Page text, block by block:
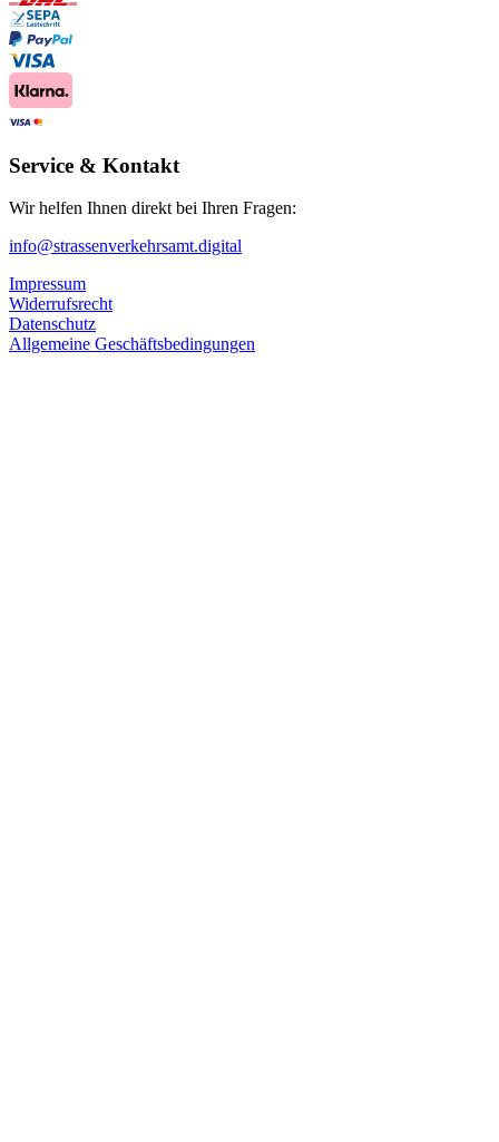
Service & Kontakt
Wir helfen Ihnen direkt bei Ihren Fragen:
info@strassenverkehrsamt.digital
Impressum
Widerrufsrecht
Datenschutz
Allgemeine Geschäftsbedingungen